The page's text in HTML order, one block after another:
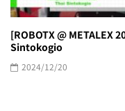
[ROBOTX @ METALEX
Sintokogio
2024/12/20